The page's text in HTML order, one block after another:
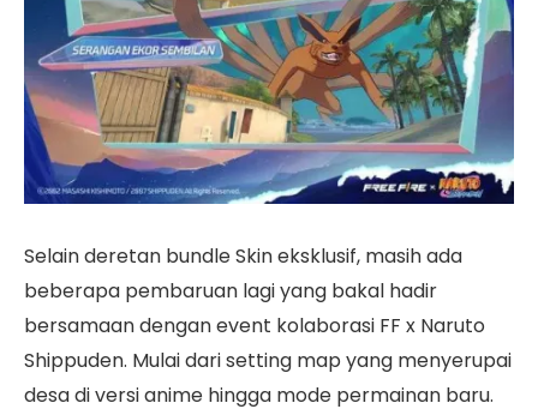
Selain deretan bundle Skin eksklusif, masih ada
beberapa pembaruan lagi yang bakal hadir
bersamaan dengan event kolaborasi FF x Naruto
Shippuden. Mulai dari setting map yang menyerupai
desa di versi anime hingga mode permainan baru.